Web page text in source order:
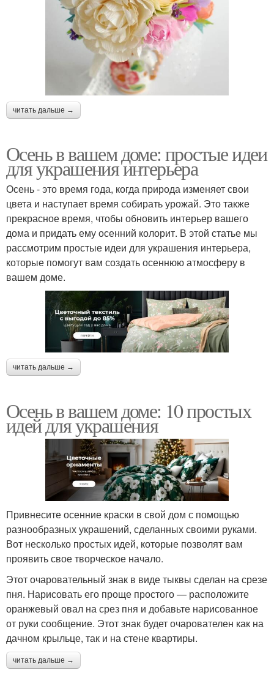
читать дальше →
Осень в вашем доме: простые идеи
для украшения интерьера
Осень - это время года, когда природа изменяет свои
цвета и наступает время собирать урожай. Это также
прекрасное время, чтобы обновить интерьер вашего
дома и придать ему осенний колорит. В этой статье мы
рассмотрим простые идеи для украшения интерьера,
которые помогут вам создать осеннюю атмосферу в
вашем доме.
читать дальше →
Осень в вашем доме: 10 простых
идей для украшения
Привнесите осенние краски в свой дом с помощью
разнообразных украшений, сделанных своими руками.
Вот несколько простых идей, которые позволят вам
проявить свое творческое начало.
Этот очаровательный знак в виде тыквы сделан на срезе
пня. Нарисовать его проще простого — расположите
оранжевый овал на срез пня и добавьте нарисованное
от руки сообщение. Этот знак будет очарователен как на
дачном крыльце, так и на стене квартиры.
читать дальше →